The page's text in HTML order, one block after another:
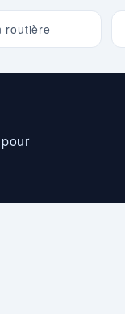
routière